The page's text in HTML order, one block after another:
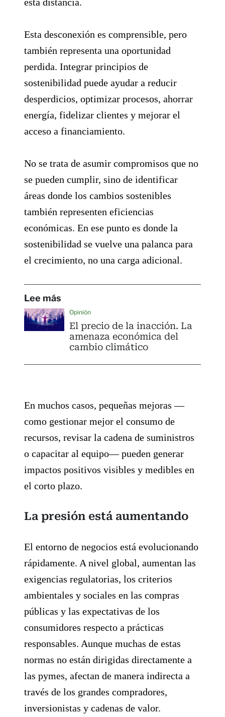
Esta desconexión es comprensible, pero
también representa una oportunidad
perdida. Integrar principios de
sostenibilidad puede ayudar a reducir
desperdicios, optimizar procesos, ahorrar
energía, fidelizar clientes y mejorar el
acceso a financiamiento.
No se trata de asumir compromisos que no
se pueden cumplir, sino de identificar
áreas donde los cambios sostenibles
también representen eficiencias
económicas. En ese punto es donde la
sostenibilidad se vuelve una palanca para
el crecimiento, no una carga adicional.
Lee más
Opinión
El precio de la inacción. La
amenaza económica del
cambio climático
En muchos casos, pequeñas mejoras —
como gestionar mejor el consumo de
recursos, revisar la cadena de suministros
o capacitar al equipo— pueden generar
impactos positivos visibles y medibles en
el corto plazo.
La presión está aumentando
El entorno de negocios está evolucionando
rápidamente. A nivel global, aumentan las
exigencias regulatorias, los criterios
ambientales y sociales en las compras
públicas y las expectativas de los
consumidores respecto a prácticas
responsables. Aunque muchas de estas
normas no están dirigidas directamente a
las pymes, afectan de manera indirecta a
través de los grandes compradores,
inversionistas y cadenas de valor.